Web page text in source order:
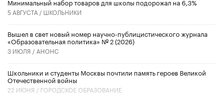
Минимальный набор товаров для школы подорожал на 6,3%
5 АВГУСТА / ШКОЛЬНИКИ
Вышел в свет новый номер научно-публицистического журнала
«Образовательная политика» № 2 (2026)
3 ИЮЛЯ / АНОНС
Школьники и студенты Москвы почтили память героев Великой
Отечественной войны
22 ИЮНЯ / ГОРОДСКОЕ ОБРАЗОВАНИЕ